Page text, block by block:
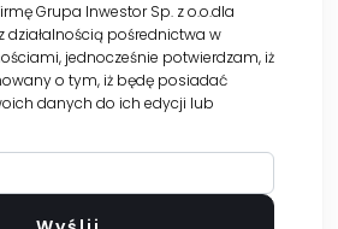
Grupa Inwestor Sp. z o.o.dla
działalnością pośrednictwa w
jednocześnie potwierdzam, iż
o tym, iż będę posiadać
danych do ich edycji lub